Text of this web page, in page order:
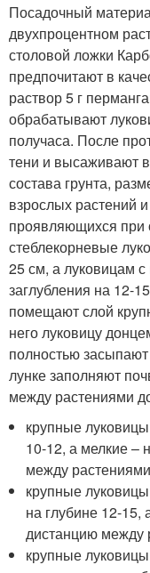
Посадочный
двухпроцентном
столовой ложки
предпочитают в
раствор 5 г
обрабатывают
получаса. После
тени и высаживают в
состава грунта,
взрослых растений
проявляющихся при
стеблекорневые
25 см, а луковицам
заглубления на 12-
помещают слой
него луковицу
полностью засыпают
лунке заполняют
между растениями
крупные
10-12, а мелкие –
между
крупные
на глубине 12-15,
дистанцию между
крупные